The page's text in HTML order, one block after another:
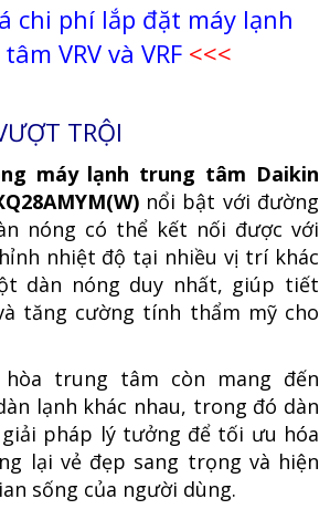
chi phí lắp đặt máy lạnh
VRV và VRF <<<
TRỘI
máy lạnh trung tâm Daikin
nổi bật với đường
nóng có thể kết nối được với
nhiệt độ tại nhiều vị trí khác
dàn nóng duy nhất, giúp tiết
tăng cường tính thẩm mỹ cho
trung tâm còn mang đến
lạnh khác nhau, trong đó dàn
pháp lý tưởng để tối ưu hóa
lại vẻ đẹp sang trọng và hiện
sống của người dùng.